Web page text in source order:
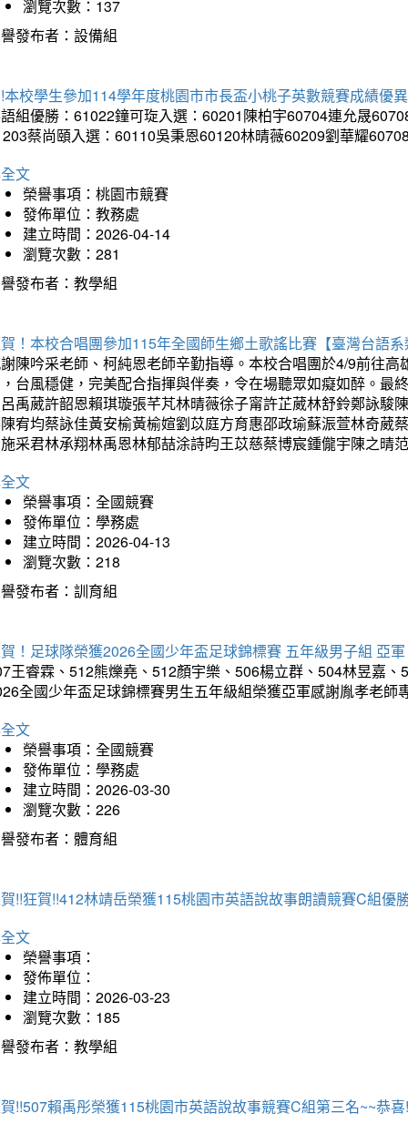
瀏覽次數：137
發布者：設備組
本校學生參加114學年度桃園市市長盃小桃子英數競賽成績優
組優勝：61022鐘可琁入選：60201陳柏宇60704連允晟
蔡尚頤入選：60110吳秉恩60120林晴薇60209劉華耀
文
榮譽事項：桃園市競賽
發佈單位：教務處
建立時間：2026-04-14
瀏覽次數：281
發布者：教學組
！本校合唱團參加115年全國師生鄉土歌謠比賽【臺灣台語
陳吟采老師、柯純恩老師辛勤指導。本校合唱團於4/9前往
台風穩健，完美配合指揮與伴奏，令在場聽眾如癡如醉。最
禹葳許韶恩賴琪璇張芊芃林晴薇徐子甯許芷葳林舒鈴鄭詠駿
宥均蔡詠佳黃安榆黃榆媗劉苡庭方育惠邵政瑜蘇浱萱林奇葳
采君林承翔林禹恩林郁喆涂詩昀王苡慈蔡博宸鍾儱宇陳之晴
文
榮譽事項：全國競賽
發佈單位：學務處
建立時間：2026-04-13
瀏覽次數：218
發布者：訓育組
！足球隊榮獲2026全國少年盃足球錦標賽 五年級男子組 亞軍
王睿霖、512熊爍堯、512顏宇樂、506楊立群、504林昱嘉
全國少年盃足球錦標賽男生五年級組榮獲亞軍感謝胤孝老師
文
榮譽事項：全國競賽
發佈單位：學務處
建立時間：2026-03-30
瀏覽次數：226
發布者：體育組
!!狂賀!!412林靖岳榮獲115桃園市英語說故事朗讀競賽C組優
文
榮譽事項：
發佈單位：
建立時間：2026-03-23
瀏覽次數：185
發布者：教學組
!!507賴禹彤榮獲115桃園市英語說故事競賽C組第三名~~恭喜